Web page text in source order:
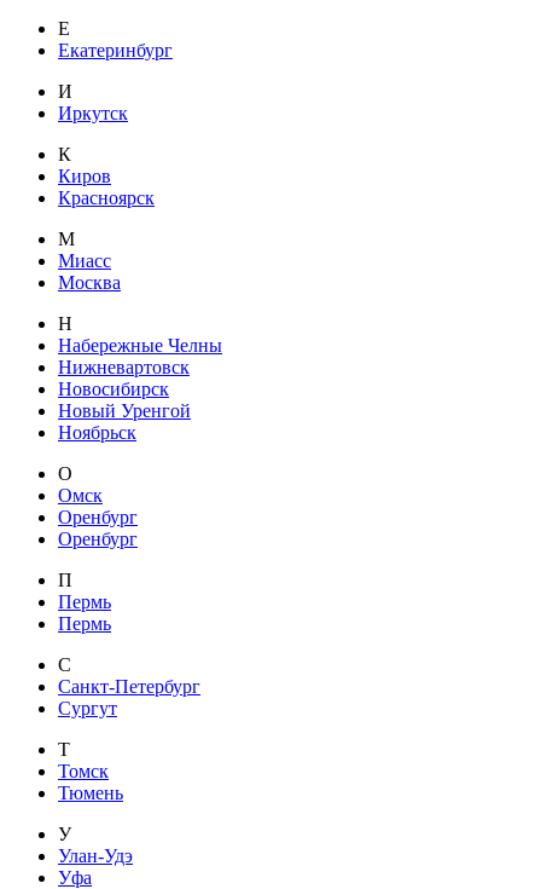
Е
Екатеринбург
И
Иркутск
К
Киров
Красноярск
М
Миасс
Москва
Н
Набережные Челны
Нижневартовск
Новосибирск
Новый Уренгой
Ноябрьск
О
Омск
Оренбург
Оренбург
П
Пермь
Пермь
С
Санкт-Петербург
Сургут
Т
Томск
Тюмень
У
Улан-Удэ
Уфа